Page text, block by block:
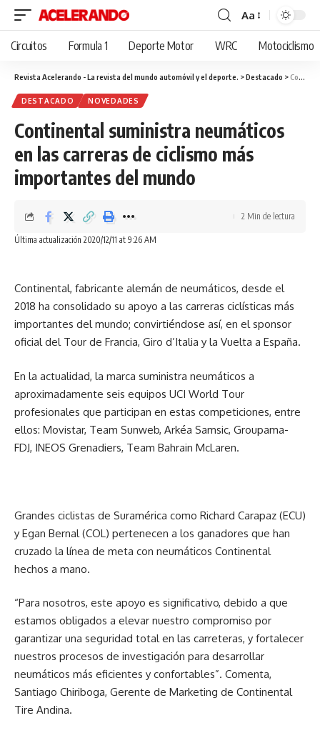
Cambiar
tamaño
fuente
Aa
Circuitos Formula 1 Deporte Motor WRC Motociclismo
Revista Acelerando - La revista del mundo automóvil y el deporte. >Destacado >Continental suministra neumáticos en las carreras de ciclismo más importantes del mundo
DESTACADO NOVEDADES
Continental suministra neumáticos
en las carreras de ciclismo más
importantes del mundo
Última actualización 2020/12/11 at 9:26 AM
2 Min de lectura
Continental, fabricante alemán de neumáticos, desde el
2018 ha consolidado su apoyo a las carreras ciclísticas más
importantes del mundo; convirtiéndose así, en el sponsor
oficial del Tour de Francia, Giro d’Italia y la Vuelta a España.
En la actualidad, la marca suministra neumáticos a
aproximadamente seis equipos UCI World Tour
profesionales que participan en estas competiciones, entre
ellos: Movistar, Team Sunweb, Arkéa Samsic, Groupama-
FDJ, INEOS Grenadiers, Team Bahrain McLaren.
Grandes ciclistas de Suramérica como Richard Carapaz (ECU)
y Egan Bernal (COL) pertenecen a los ganadores que han
cruzado la línea de meta con neumáticos Continental
hechos a mano.
“Para nosotros, este apoyo es significativo, debido a que
estamos obligados a elevar nuestro compromiso por
garantizar una seguridad total en las carreteras, y fortalecer
nuestros procesos de investigación para desarrollar
neumáticos más eficientes y confortables”. Comenta,
Santiago Chiriboga, Gerente de Marketing de Continental
Tire Andina.